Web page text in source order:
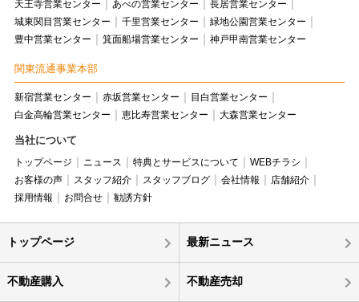
天王寺営業センター
あべの営業センター
長居営業センター
城東関目営業センター
千里営業センター
緑地公園営業センター
豊中営業センター
箕面船場営業センター 神戸甲南営業センター
関東流通事業本部
新宿営業センター 赤坂営業センター
目白営業センター
白金高輪営業センター
恵比寿営業センター 大森営業センター
当社について
トップページ ニュース 特典とサービスについて
WEBチラシ
お客様の声
スタッフ紹介 スタッフブログ 会社情報
店舗紹介
採用情報
お問合せ 勧誘方針
トップページ 最新ニュース
不動産購入 不動産売却